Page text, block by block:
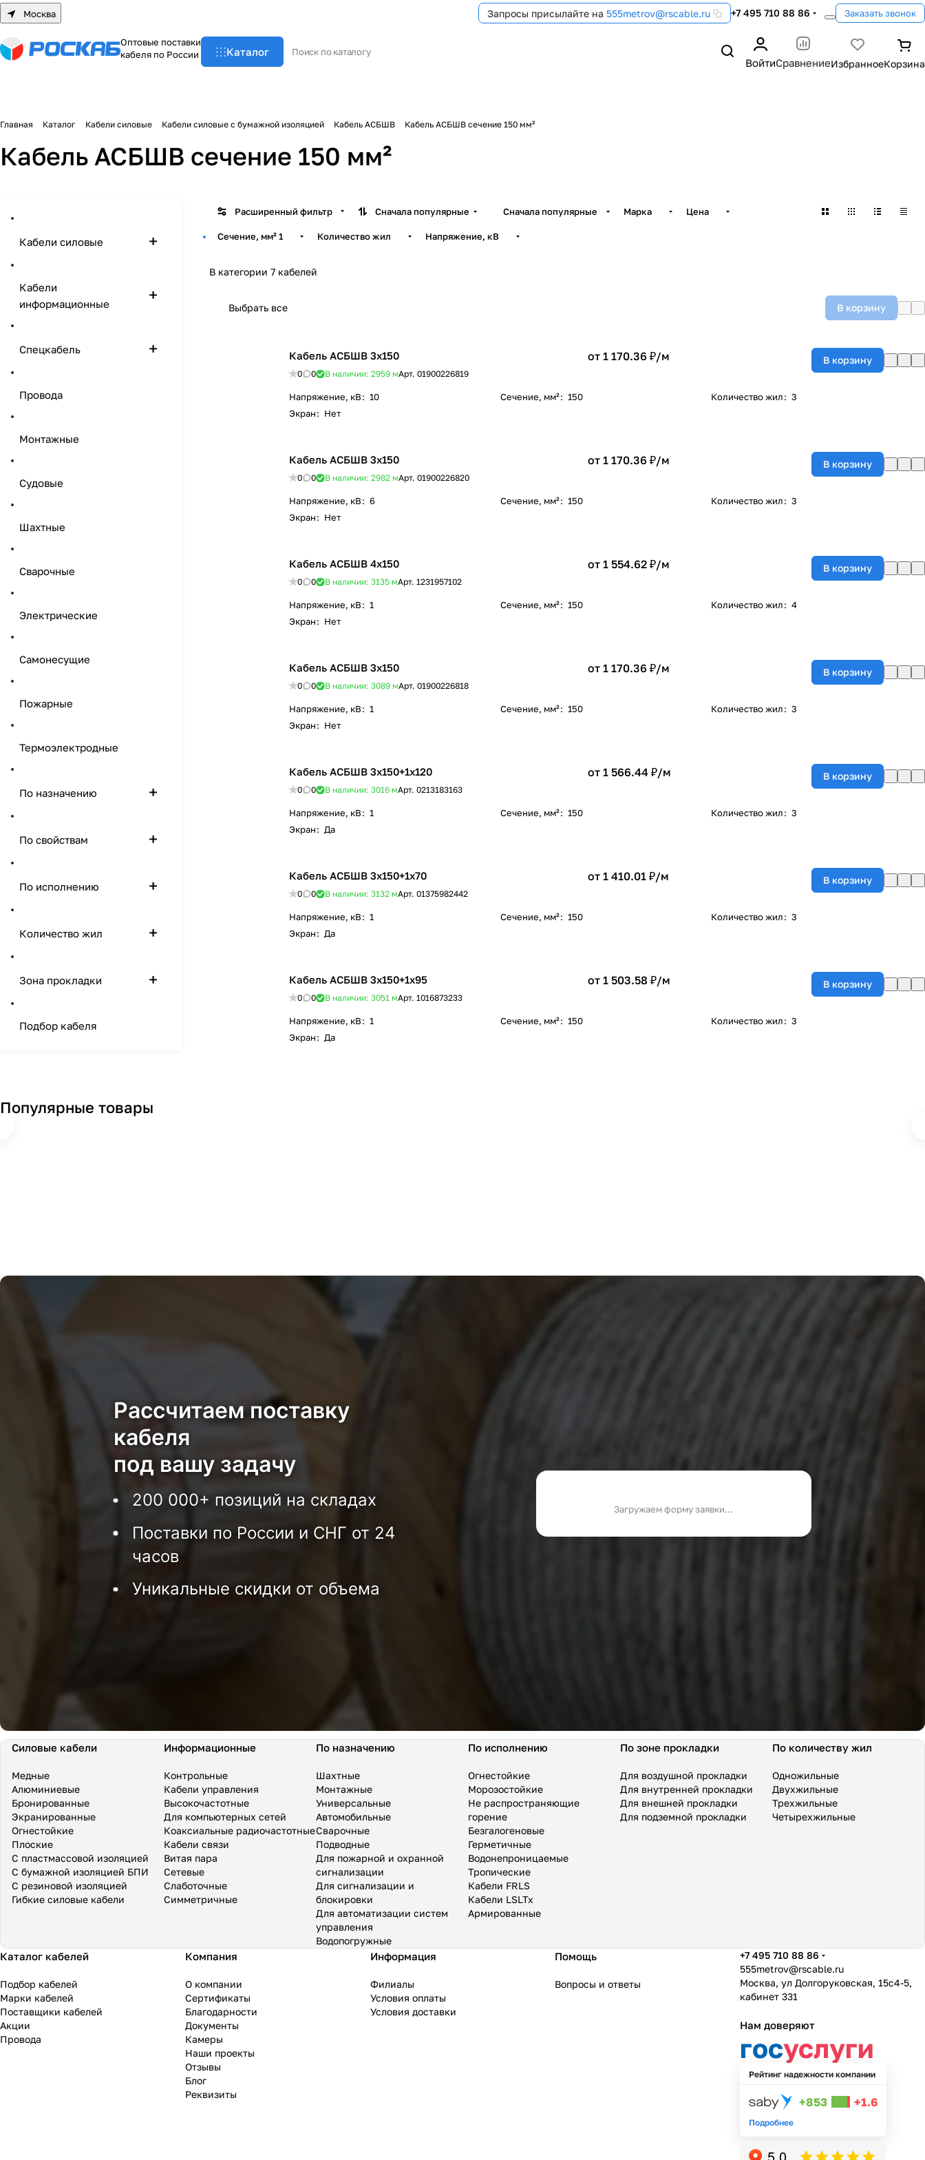
Москва Запросы присылайте на 555metrov@rscable.ru +7 495 710 88 86 Заказать звонок
Оптовые поставки
кабеля по России
Каталог
ВойтиСравнение
Главная Каталог Кабели силовые Кабели силовые с бумажной изоляцией Кабель АСБШВ Кабель АСБШВ сечение 150 мм²
Кабель АСБШВ сечение 150 мм²
Расширенный фильтр Сначала популярные Сначала популярные Марка Цена
Сечение, мм²1 Количество жил Напряжение, кВ
В категории 7 кабелей
Выбрать все В корзину
Кабель АСБШВ 3х150
0 0 В наличии: 2959 мАрт. 01900226819
от 1 170.36 ₽/м В корзину
Напряжение, кВ: 10 Сечение, мм²: 150 Количество жил: 3
Экран: Нет
Кабель АСБШВ 3х150
0 0 В наличии: 2982 мАрт. 01900226820
от 1 170.36 ₽/м В корзину
Напряжение, кВ: 6 Сечение, мм²: 150 Количество жил: 3
Экран: Нет
Кабель АСБШВ 4х150
0 0 В наличии: 3135 мАрт. 1231957102
от 1 554.62 ₽/м В корзину
Напряжение, кВ: 1 Сечение, мм²: 150 Количество жил: 4
Экран: Нет
Кабель АСБШВ 3х150
0 0 В наличии: 3089 мАрт. 01900226818
от 1 170.36 ₽/м В корзину
Напряжение, кВ: 1 Сечение, мм²: 150 Количество жил: 3
Экран: Нет
Кабель АСБШВ 3х150+1х120
0 0 В наличии: 3016 мАрт. 0213183163
от 1 566.44 ₽/м В корзину
Напряжение, кВ: 1 Сечение, мм²: 150 Количество жил: 3
Экран: Да
Кабель АСБШВ 3х150+1х70
0 0 В наличии: 3132 мАрт. 01375982442
от 1 410.01 ₽/м В корзину
Напряжение, кВ: 1 Сечение, мм²: 150 Количество жил: 3
Экран: Да
Кабель АСБШВ 3х150+1х95
0 0 В наличии: 3051 мАрт. 1016873233
от 1 503.58 ₽/м В корзину
Напряжение, кВ: 1 Сечение, мм²: 150 Количество жил: 3
Экран: Да
Популярные товары
Кабели силовые
Кабели
информационные
Спецкабель
Провода
Монтажные
Судовые
Шахтные
Сварочные
Электрические
Самонесущие
Пожарные
Термоэлектродные
По назначению
По свойствам
По исполнению
Количество жил
Зона прокладки
Подбор кабеля
Рассчитаем поставку
кабеля
под вашу задачу
200 000+ позиций на складах
Поставки по России и СНГ от 24
часов
Уникальные скидки от объема
Загружаем форму заявки...
Силовые кабели
Медные
Алюминиевые
Бронированные
Экранированные
Огнестойкие
Плоские
С пластмассовой изоляцией
С бумажной изоляцией БПИ
С резиновой изоляцией
Гибкие силовые кабели
Информационные
Контрольные
Кабели управления
Высокочастотные
Для компьютерных сетей
Коаксиальные радиочастотные
Кабели связи
Витая пара
Сетевые
Слаботочные
Симметричные
По назначению
Шахтные
Монтажные
Универсальные
Автомобильные
Сварочные
Подводные
Для пожарной и охранной
сигнализации
Для сигнализации и
блокировки
Для автоматизации систем
управления
Водопогружные
По исполнению
Огнестойкие
Морозостойкие
Не распространяющие
горение
Безгалогеновые
Герметичные
Водонепроницаемые
Тропические
Кабели FRLS
Кабели LSLTx
Армированные
По зоне прокладки
Для воздушной прокладки
Для внутренней прокладки
Для внешней прокладки
Для подземной прокладки
По количеству жил
Одножильные
Двухжильные
Трехжильные
Четырехжильные
Каталог кабелей
Подбор кабелей
Марки кабелей
Поставщики кабелей
Акции
Провода
Компания
О компании
Сертификаты
Благодарности
Документы
Камеры
Наши проекты
Отзывы
Блог
Реквизиты
Информация
Филиалы
Условия оплаты
Условия доставки
Помощь
Вопросы и ответы
+7 495 710 88 86
555metrov@rscable.ru
Москва, ул Долгоруковская, 15с4-5,
кабинет 331
Нам доверяют
госуслуги
Рейтинг надежности компании
+853 +1.6
Подробнее